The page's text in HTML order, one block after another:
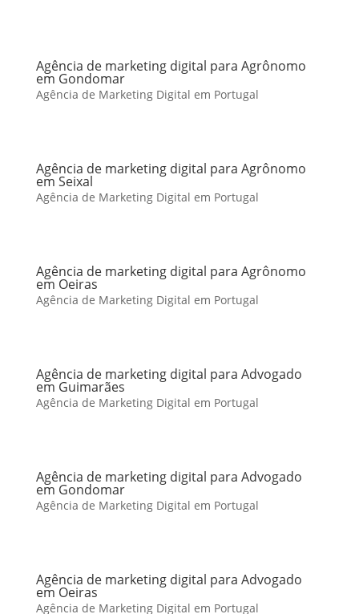
Agência de marketing digital para Agrônomo
em Gondomar
Agência de Marketing Digital em Portugal
Agência de marketing digital para Agrônomo
em Seixal
Agência de Marketing Digital em Portugal
Agência de marketing digital para Agrônomo
em Oeiras
Agência de Marketing Digital em Portugal
Agência de marketing digital para Advogado
em Guimarães
Agência de Marketing Digital em Portugal
Agência de marketing digital para Advogado
em Gondomar
Agência de Marketing Digital em Portugal
Agência de marketing digital para Advogado
em Oeiras
Agência de Marketing Digital em Portugal